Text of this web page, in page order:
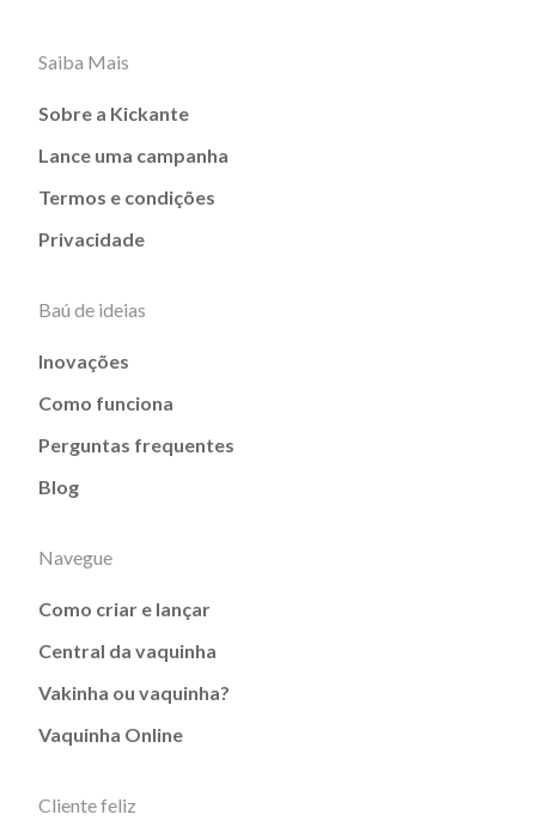
Saiba Mais
Sobre a Kickante
Lance uma campanha
Termos e condições
Privacidade
Baú de ideias
Inovações
Como funciona
Perguntas frequentes
Blog
Navegue
Como criar e lançar
Central da vaquinha
Vakinha ou vaquinha?
Vaquinha Online
Cliente feliz